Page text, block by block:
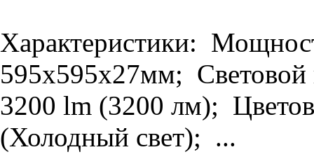
Характеристики:
595х595х27мм; Световой
3200 lm (3200 лм);
(Холодный свет); ...